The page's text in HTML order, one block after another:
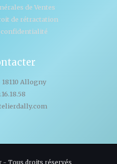
de Ventes
de rétractation
Allogny
- Tous droits réservés